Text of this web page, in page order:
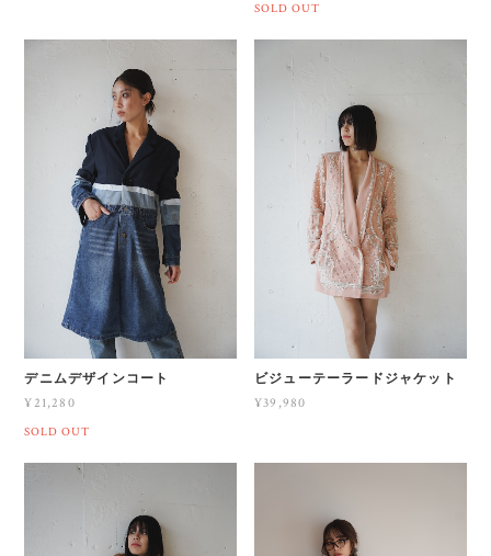
SOLD OUT
デニムデザインコート
¥21,280
SOLD OUT
ビジューテーラードジャケット
¥39,980